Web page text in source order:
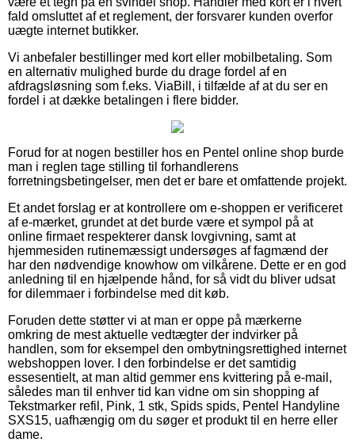
fald omsluttet af et reglement, der forsvarer kunden overfor
uægte internet butikker.
Vi anbefaler bestillinger med kort eller mobilbetaling. Som
en alternativ mulighed burde du drage fordel af en
afdragsløsning som f.eks. ViaBill, i tilfælde af at du ser en
fordel i at dække betalingen i flere bidder.
Forud for at nogen bestiller hos en Pentel online shop burde
man i reglen tage stilling til forhandlerens
forretningsbetingelser, men det er bare et omfattende projekt.
Et andet forslag er at kontrollere om e-shoppen er verificeret
af e-mærket, grundet at det burde være et sympol på at
online firmaet respekterer dansk lovgivning, samt at
hjemmesiden rutinemæssigt undersøges af fagmænd der
har den nødvendige knowhow om vilkårene. Dette er en god
anledning til en hjælpende hånd, for så vidt du bliver udsat
for dilemmaer i forbindelse med dit køb.
Foruden dette støtter vi at man er oppe på mærkerne
omkring de mest aktuelle vedtægter der indvirker på
handlen, som for eksempel den ombytningsrettighed internet
webshoppen lover. I den forbindelse er det samtidig
essesentielt, at man altid gemmer ens kvittering på e-mail,
således man til enhver tid kan vidne om sin shopping af
Tekstmarker refil, Pink, 1 stk, Spids spids, Pentel Handyline
SXS15, uafhængig om du søger et produkt til en herre eller
dame.